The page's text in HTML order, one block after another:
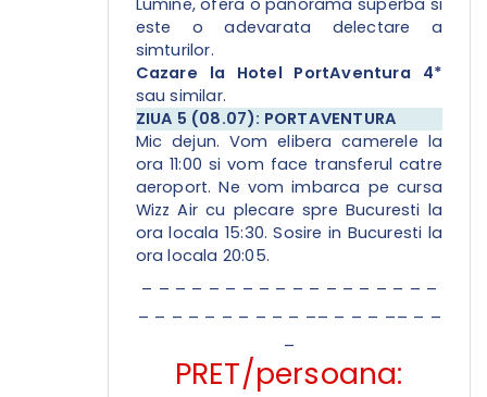
Lumine, ofera o panorama superba si
este o adevarata delectare a
simturilor.
Cazare la Hotel PortAventura 4*
sau similar.
ZIUA 5 (08.07): PORTAVENTURA
Mic dejun. Vom elibera camerele la
ora 11:00 si vom face transferul catre
aeroport. Ne vom imbarca pe cursa
Wizz Air cu plecare spre Bucuresti la
ora locala 15:30. Sosire in Bucuresti la
ora locala 20:05.
PRET/persoana: